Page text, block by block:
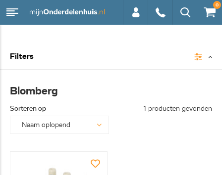
0
Filters
Blomberg
Sorteren op 1 producten gevonden